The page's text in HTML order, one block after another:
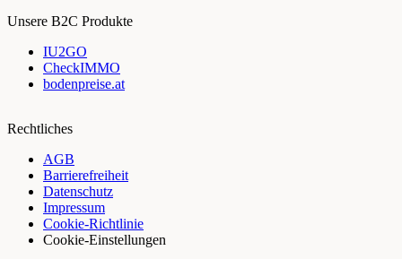
Unsere B2C Produkte
IU2GO
CheckIMMO
bodenpreise.at
Rechtliches
AGB
Barrierefreiheit
Datenschutz
Impressum
Cookie-Richtlinie
Cookie-Einstellungen